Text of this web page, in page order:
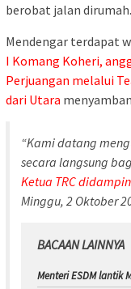
berobat jalan dirumah.
Mendengar terdapat
I Komang Koheri,
Perjuangan melalui
dari Utara
“Kami datang
secara langsung
Ketua TRC
Minggu, 2 Oktober
BACAAN LAINNYA
Menteri ESDM lantik